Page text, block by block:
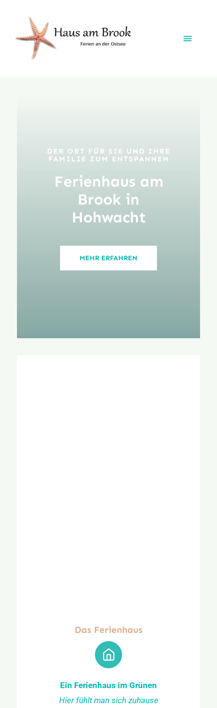
springen
Toggle
DER ORT FÜR SIE UND IHRE
FAMILIE ZUM ENTSPANNEN
Ferienhaus am
Brook in
Hohwacht
MEHR ERFAHREN
Das Ferienhaus
Ein Ferienhaus im Grünen
Hier fühlt man sich zuhause